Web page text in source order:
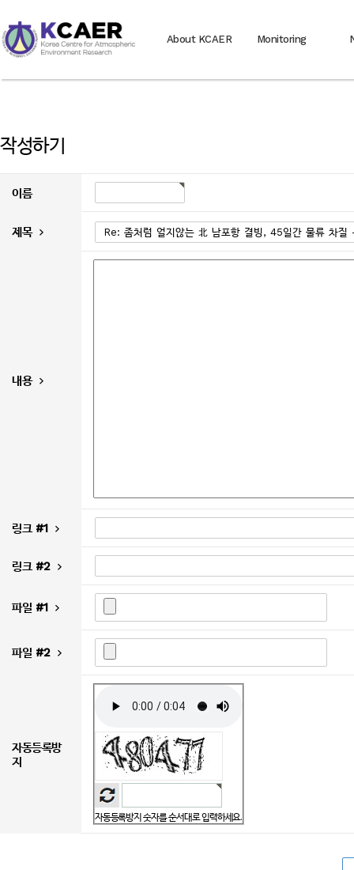
About KCAER Monitoring
작성하기
이름
제목
내용
링크 #1
링크 #2
파일 #1
파일 #2
자동등록방
지
자동등록방지 숫자를 순서대로 입력하세요.